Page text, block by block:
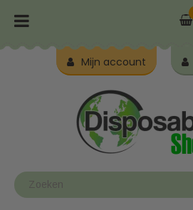
Mijn account